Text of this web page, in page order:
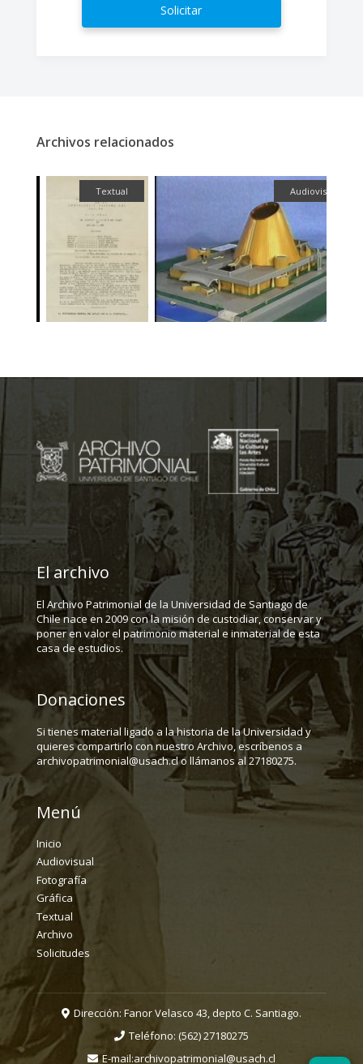
Solicitar
Archivos relacionados
Textual Audiovisual
El archivo
El Archivo Patrimonial de la Universidad de Santiago de
Chile nace en 2009 con la misión de custodiar, conservar y
poner en valor el patrimonio material e inmaterial de esta
casa de estudios.
Donaciones
Si tienes material ligado a la historia de la Universidad y
quieres compartirlo con nuestro Archivo, escríbenos a
archivopatrimonial@usach.cl o llámanos al 27180275.
Menú
Inicio
Audiovisual
Fotografía
Gráfica
Textual
Archivo
Solicitudes
Dirección: Fanor Velasco 43, depto C. Santiago.
Teléfono: (562) 27180275
E-mail:archivopatrimonial@usach.cl